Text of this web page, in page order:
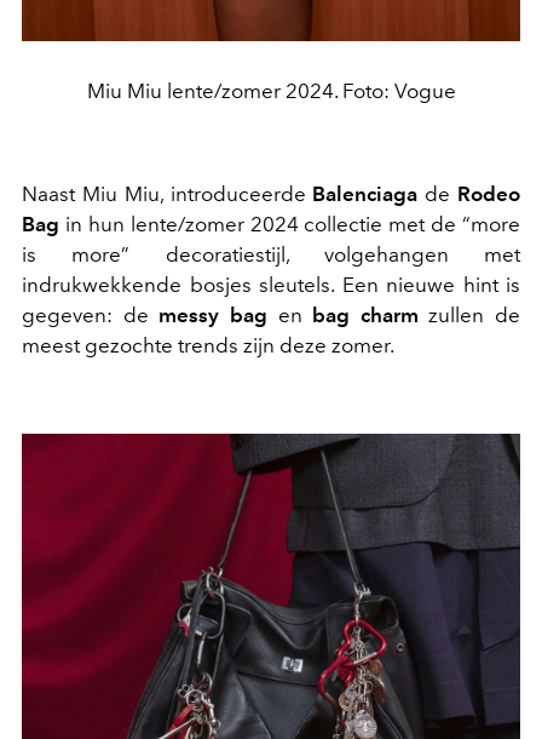
Miu Miu lente/zomer 2024. Foto: Vogue
Naast Miu Miu, introduceerde Balenciaga de Rodeo
Bag in hun lente/zomer 2024 collectie met de “more
is more” decoratiestijl, volgehangen met
indrukwekkende bosjes sleutels. Een nieuwe hint is
gegeven: de messy bag en bag charm zullen de
meest gezochte trends zijn deze zomer.